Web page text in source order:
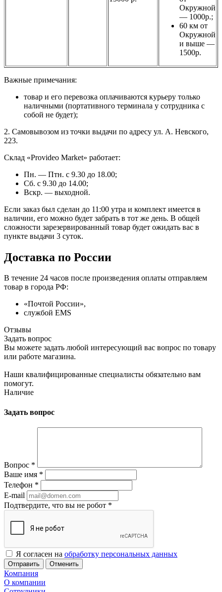
Окружной
— 1000р.;
60 км от
Окружной
и выше —
1500р.
Важные примечания:
товар и его перевозка оплачиваются курьеру только
наличными (портативного терминала у сотрудника с
собой не будет);
2. Самовывозом из точки выдачи по адресу ул. А. Невского,
223.
Склад «Provideo Market» работает:
Пн. — Птн. с 9.30 до 18.00;
Сб. с 9.30 до 14.00;
Вскр. — выходной.
Если заказ был сделан до 11:00 утра и комплект имеется в
наличии, его можно будет забрать в тот же день. В общей
сложности зарезервированный товар будет ожидать вас в
пункте выдачи 3 суток.
Доставка по России
В течение 24 часов после произведения оплаты отправляем
товар в города РФ:
«Почтой России»,
службой EMS
Отзывы
Задать вопрос
Вы можете задать любой интересующий вас вопрос по товару
или работе магазина.
Наши квалифицированные специалисты обязательно вам
помогут.
Наличие
Задать вопрос
Вопрос *
Ваше имя *
Телефон *
E-mail
Подтвердите, что вы не робот *
Я согласен на обработку персональных данных
Отменить
Компания
О компании